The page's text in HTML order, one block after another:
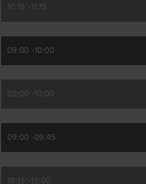
10:15 - 11:15
09:00 -10:00
09:00 - 10:00
09:00 -09:45
18:15 - 19:00